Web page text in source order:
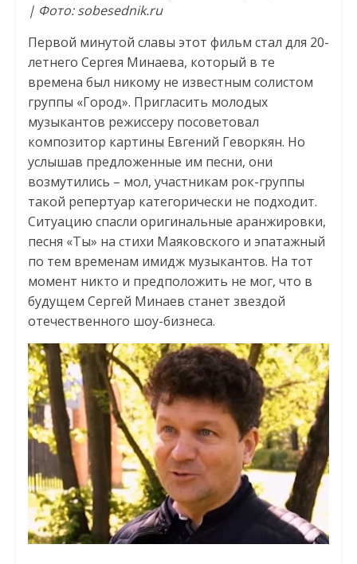
| Фото: sobesednik.ru
Первой минутой славы этот фильм стал для 20-
летнего Сергея Минаева, который в те
времена был никому не известным солистом
группы «Город». Пригласить молодых
музыкантов режиссеру посоветовал
композитор картины Евгений Геворкян. Но
услышав предложенные им песни, они
возмутились – мол, участникам рок-группы
такой репертуар категорически не подходит.
Ситуацию спасли оригинальные аранжировки,
песня «Ты» на стихи Маяковского и эпатажный
по тем временам имидж музыкантов. На тот
момент никто и предположить не мог, что в
будущем Сергей Минаев станет звездой
отечественного шоу-бизнеса.